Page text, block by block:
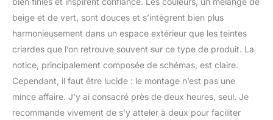
aussi d’échelle. La
structure en plastique
traité anti-UV garantit la
stabilité et la solidité de
l'aire de jeux, ainsi que la
durabilité des couleurs
au fil du temps. A partir
de 2 ans - Fabrication
française. Contient du
beige et de vert, sont douces et s’intègrent bien plus
harmonieusement dans un espace extérieur que les teintes
criardes que l’on retrouve souvent sur ce type de produit. La
notice, principalement composée de schémas, est claire.
Cependant, il faut être lucide : le montage n’est pas une
mince affaire. J’y ai consacré près de deux heures, seul. Je
recommande vivement de s’y atteler à deux pour faciliter